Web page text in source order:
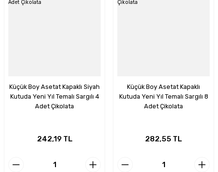
Küçük Boy Asetat Kapaklı Siyah
Kutuda Yeni Yıl Temalı Sargılı 4
Adet Çikolata
242,19 TL
Küçük Boy Asetat Kapaklı
Kutuda Yeni Yıl Temalı Sargılı 8
Adet Çikolata
282,55 TL